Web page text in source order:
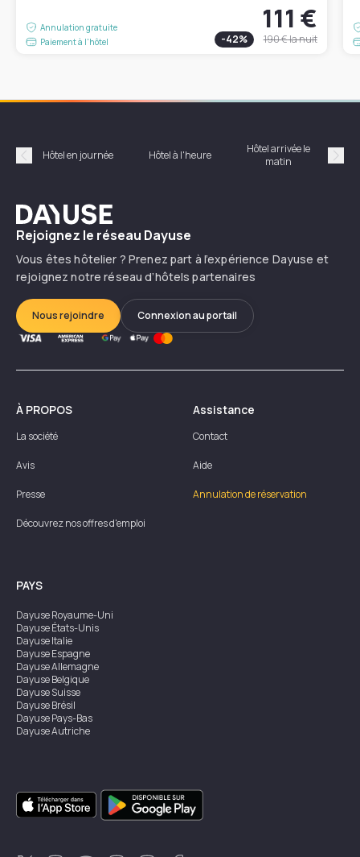
Annulation gratuite
Paiement à l'hôtel
111 €
-42% 190 €la nuit
Précédent
Hôtel en journée Hôtel à l'heure
Hôtel arrivée le
matin
Dayuse
Rejoignez le réseau Dayuse
Vous êtes hôtelier ? Prenez part à l’expérience Dayuse et
rejoignez notre réseau d’hôtels partenaires
Nous rejoindre Connexion au portail
À PROPOS
La société
Avis
Presse
Découvrez nos offres d'emploi
Assistance
Contact
Aide
Annulation de réservation
PAYS
DayuseRoyaume-Uni
DayuseÉtats-Unis
DayuseItalie
DayuseEspagne
DayuseAllemagne
DayuseBelgique
DayuseSuisse
DayuseBrésil
DayusePays-Bas
DayuseAutriche
DayuseSingapour
DayuseSuède
DayuseThaïlande